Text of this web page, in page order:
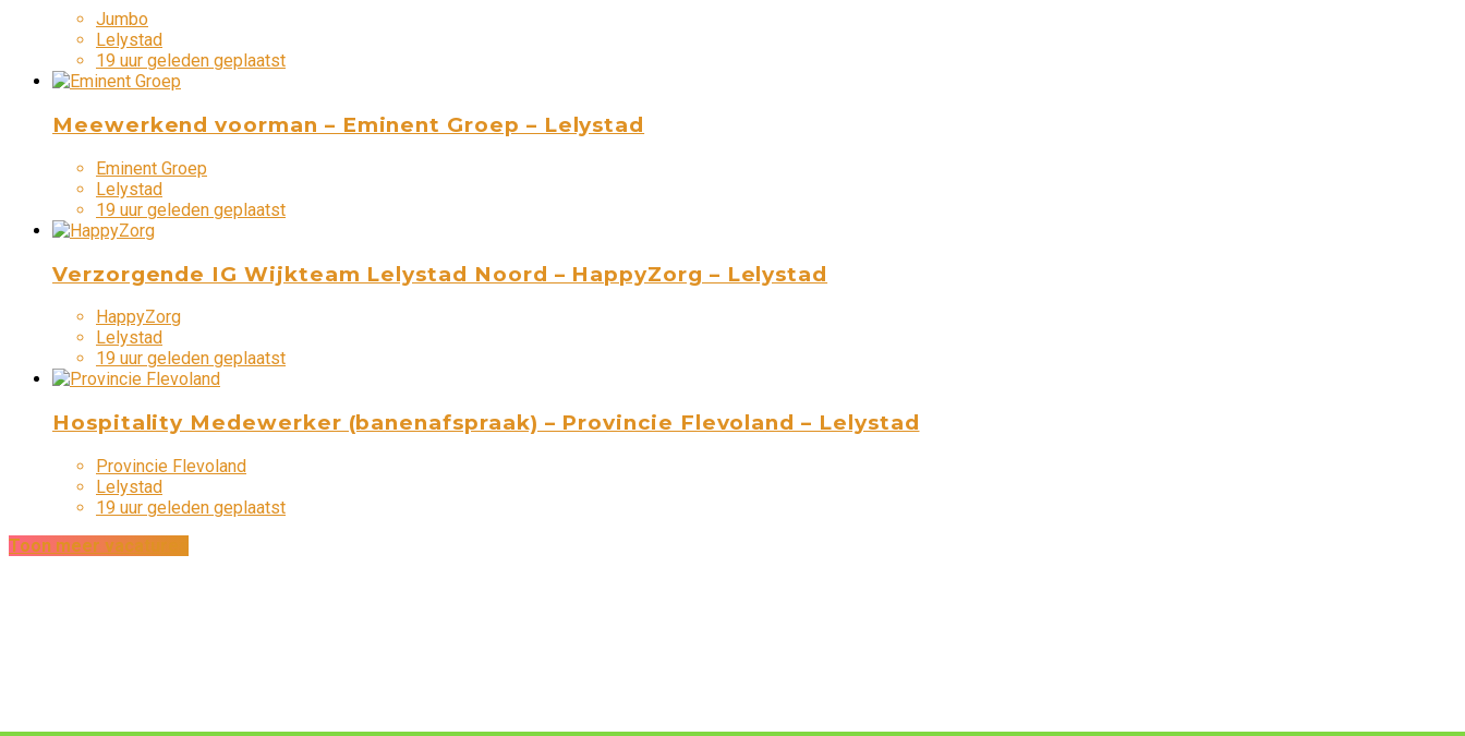
Jumbo
Lelystad
19 uur geleden geplaatst
Meewerkend voorman – Eminent Groep – Lelystad
Eminent Groep
Lelystad
19 uur geleden geplaatst
Verzorgende IG Wijkteam Lelystad Noord – HappyZorg – Lelystad
HappyZorg
Lelystad
19 uur geleden geplaatst
Hospitality Medewerker (banenafspraak) – Provincie Flevoland – Lelystad
Provincie Flevoland
Lelystad
19 uur geleden geplaatst
Toon meer vacatures